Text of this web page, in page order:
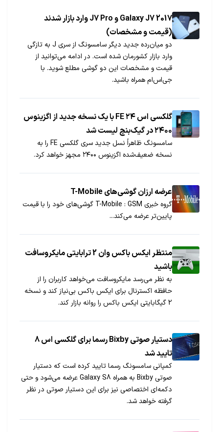
Galaxy J7 2017 و J7 Pro وارد بازار شدند
(قیمت و مشخصات)
دو میان‌رده‌ جدید دیگر سامسونگ از سری J به تازگی
وارد بازار کشورمان شده است. در ادامه می‌توانید از
قیمت و مشخصات این دو گوشی مطلع شوید. با
جی‌اس‌ام همراه باشید.
گلکسی اس ۲۴ FE با یک نسخه جدید از اگزینوس
۲۴۰۰ در گیک‌بنچ لیست شد
سامسونگ ظاهراً نسل جدید سری گلکسی FE را به
نسخه ضعیف‌شده اگزینوس ۲۴۰۰ مجهز خواهد کرد.
عرضه ارزان گوشی‌های T-Mobile
گروه خبری GSM :‏ T-Mobile گوشی‌های خود را با قیمت
پایین‌تر عرضه می‌کند...
منتظر ایکس باکس وان 2 ترابایتی مایکروسافت
باشید
به نظر می‌رسد مایکروسافت می‌خواهد کاربران را از
حافظه اکسترنال برای ایکس باکس بی‌نیاز کند و نسخه
2 گیگابایتی ایکس باکس را روانه بازار کند.
دستیار صوتی Bixby رسما برای گلکسی اس 8
تایید شد
کمپانی سامسونگ رسما تایید کرده است که دستیار
صوتی Bixby به همراه Galaxy S8 عرضه می‌شود و حتی
دکمه‌ای اختصاصی نیز برای این دستیار صوتی در نظر
گرفته خواهد شد.